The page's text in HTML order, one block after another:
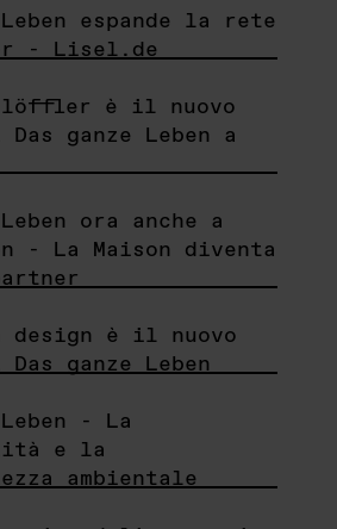
espande la rete
- Lisel.de
löffler è il nuovo
ganze Leben a
ora anche a
- La Maison diventa
design è il nuovo
ganze Leben
- La
e la
ambientale